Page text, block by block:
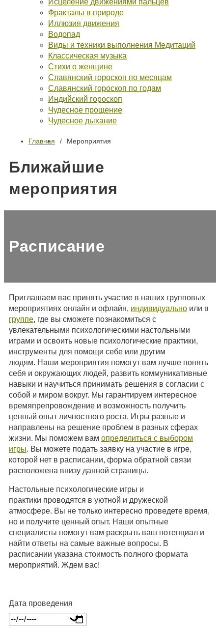
Исцеление движениями пальцев
Фракталы в природе
Иллюзия движения
Водопад
Виды и техники выполнения Медитаций
Классическая музыка
Стихи о женщине
Славянский гороскоп по месяцам
Славянский гороскоп по годам
Индийский гороскоп
Чудесное прощение
Чудесное дыхание
Главная Мероприятия
Ближайшие
мероприятия
Расписание
Приглашаем вас принять участие в наших групповых
мероприятиях онлайн и офлайн, индивидуально или в
группе, где вы сможете познакомиться с
увлекательными психологическими настольными
играми и освоить новые психологические практики,
инструменты для помощи себе или другим
людям. Наши мероприятия помогут вам лучше понять
себя и окружающих людей, развить коммуникативные
навыки и научиться принимать решения в согласии с
собой и миром вокруг. Мы гарантируем интересное
времяпрепровождение и возможность получить
ценный опыт личностного роста. Игры разные и
направлены на решение проблем в разных сферах
жизни. Мы поможем вам определиться с выбором
игры. Вы можете подать заявку на участие в игре,
которой нет в расписании, форма обратной связи
расположена внизу данной страницы.
Настольные психологические игры и
практики проводятся в уютной и дружеской
атмосфере. Вы не только интересно проведете время,
но и получите ценный опыт. Наши опытные
специалисты помогут вам раскрыть ваш потенциал и
найти ответы на самые важные вопросы. В
расписании указана стоимость полного формата
мероприятий. Ждем вас!
Дата проведения